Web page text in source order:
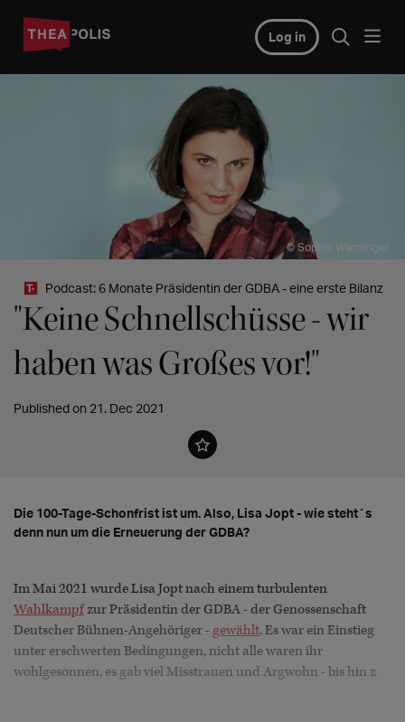
Log in
© Sophie Wanninger
Podcast: 6 Monate Präsidentin der GDBA - eine erste Bilanz
"Keine Schnellschüsse - wir
haben was Großes vor!"
Published on 21. Dec 2021
Die 100-Tage-Schonfrist ist um. Also, Lisa Jopt - wie steht´s
denn nun um die Erneuerung der GDBA?
Im Mai 2021 wurde Lisa Jopt nach einem turbulenten
Wahlkampfzur Präsidentin der GDBA - der Genossenschaft
Deutscher Bühnen-Angehöriger -gewählt. Es war ein Einstieg
unter erschwerten Bedingungen, nicht alle waren ihr
wohlgesonnen, es gab viel Misstrauen und Argwohn - bis hin z